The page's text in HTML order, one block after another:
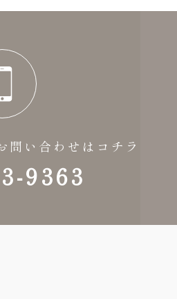
問い合わせはコチラ
9363